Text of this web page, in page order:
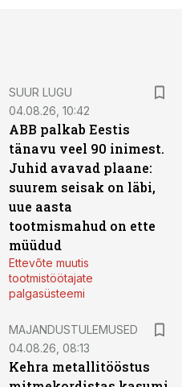
SUUR LUGU
04.08.26, 10:42
ABB palkab Eestis
tänavu veel 90 inimest.
Juhid avavad plaane:
suurem seisak on läbi,
uue aasta
tootmismahud on ette
müüdud
Ettevõte muutis
tootmistöötajate
palgasüsteemi
MAJANDUSTULEMUSED
04.08.26, 08:13
Kehra metallitööstus